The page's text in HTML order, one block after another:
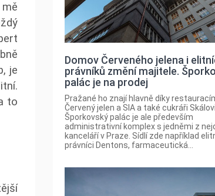
je
to
Domov Červeného jelena i
právníků změní majitele.
palác je na prodej
Pražané ho znají hlavně díky
Červený jelen a SIA a také cukráři Skálovi.
Šporkovský palác je ale především
administrativní komplex s jedněmi z
kanceláří v Praze. Sídlí zde například
právníci Dentons, farmaceutická...